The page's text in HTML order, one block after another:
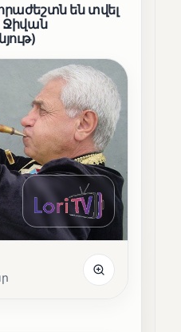
հրաժեշտն են տվել
Ջիվան